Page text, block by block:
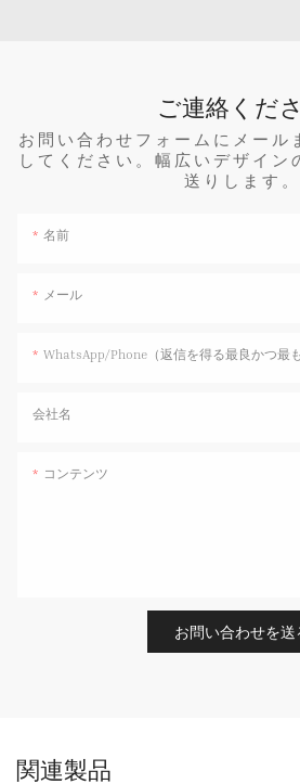
ご連絡くだ
お問い合わせフォームにメール
してください。幅広いデザイン
送りします。
名前
メール
WhatsApp/Phone（返信を得る最良かつ最も
会社名
コンテンツ
お問い合わせを送
関連製品